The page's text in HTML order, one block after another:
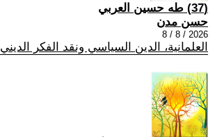
(37) طه حسين العربي
حسن مدن
2026 / 8 / 8
العلمانية، الدين السياسي ونقد الفكر الديني